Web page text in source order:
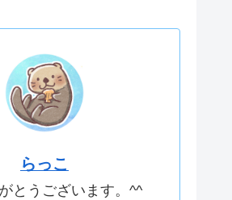
らっこ
とうございます。^^